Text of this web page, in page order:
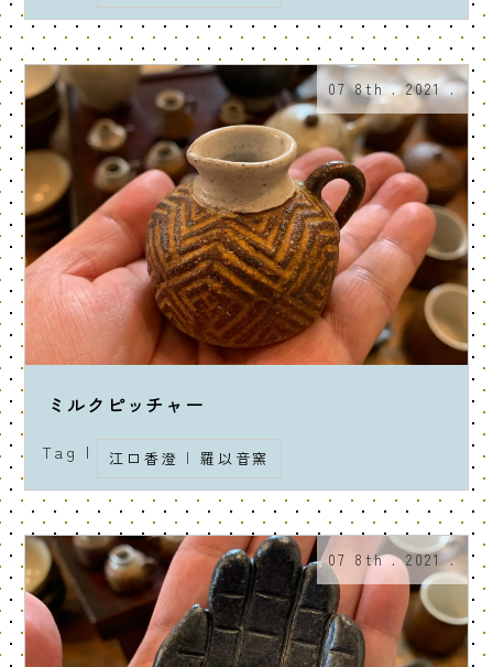
07 8th . 2021 .
ミルクピッチャー
Tag | 江口香澄 |羅以音窯
07 8th . 2021 .